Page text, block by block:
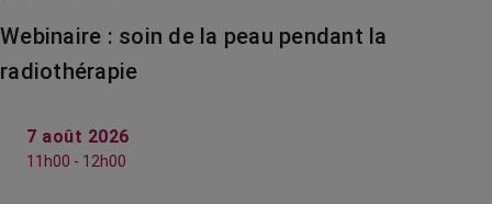
Webinaire : soin de la peau pendant la
radiothérapie
7 août 2026
11h00 - 12h00